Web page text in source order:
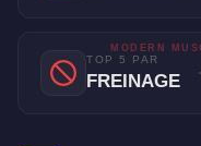
TOP 5 PAR
FREINAGE
MODERN